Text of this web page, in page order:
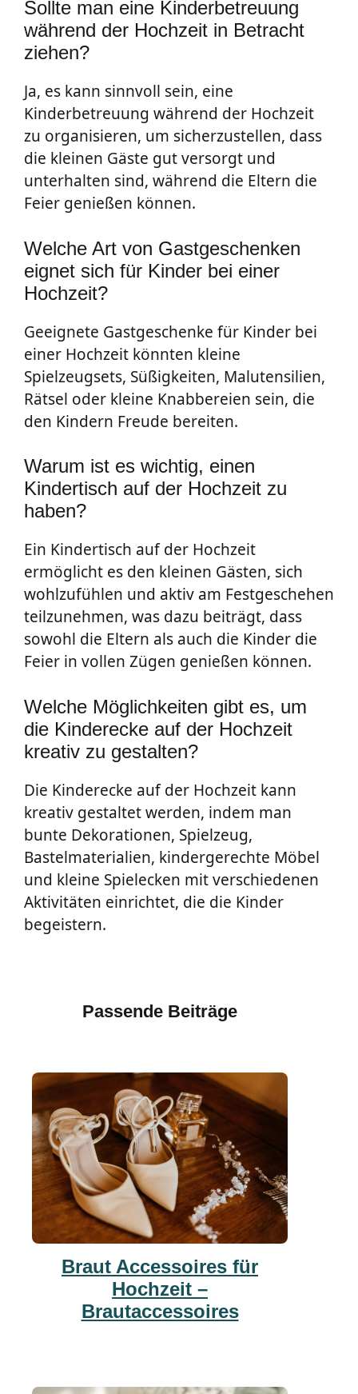
Sollte man eine Kinderbetreuung
während der Hochzeit in Betracht
ziehen?
Ja, es kann sinnvoll sein, eine
Kinderbetreuung während der Hochzeit
zu organisieren, um sicherzustellen, dass
die kleinen Gäste gut versorgt und
unterhalten sind, während die Eltern die
Feier genießen können.
Welche Art von Gastgeschenken
eignet sich für Kinder bei einer
Hochzeit?
Geeignete Gastgeschenke für Kinder bei
einer Hochzeit könnten kleine
Spielzeugsets, Süßigkeiten, Malutensilien,
Rätsel oder kleine Knabbereien sein, die
den Kindern Freude bereiten.
Warum ist es wichtig, einen
Kindertisch auf der Hochzeit zu
haben?
Ein Kindertisch auf der Hochzeit
ermöglicht es den kleinen Gästen, sich
wohlzufühlen und aktiv am Festgeschehen
teilzunehmen, was dazu beiträgt, dass
sowohl die Eltern als auch die Kinder die
Feier in vollen Zügen genießen können.
Welche Möglichkeiten gibt es, um
die Kinderecke auf der Hochzeit
kreativ zu gestalten?
Die Kinderecke auf der Hochzeit kann
kreativ gestaltet werden, indem man
bunte Dekorationen, Spielzeug,
Bastelmaterialien, kindergerechte Möbel
und kleine Spielecken mit verschiedenen
Aktivitäten einrichtet, die die Kinder
begeistern.
Passende Beiträge
Braut Accessoires für
Hochzeit –
Brautaccessoires